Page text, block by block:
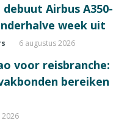
Airbus A350-
week uit
6 augustus 2026
voor reisbranche:
bereiken
2026